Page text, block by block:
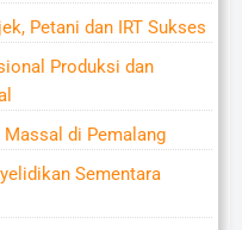
Petani dan IRT Sukses
Produksi dan
Massal di Pemalang
Sementara